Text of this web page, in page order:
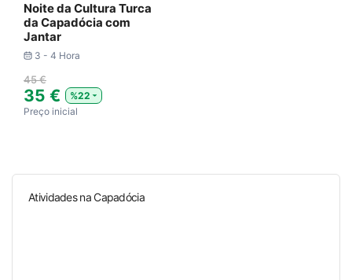
Noite da Cultura Turca
da Capadócia com
Jantar
3 - 4 Hora
45 €
35 €
%22
Preço inicial
Atividades na Capadócia